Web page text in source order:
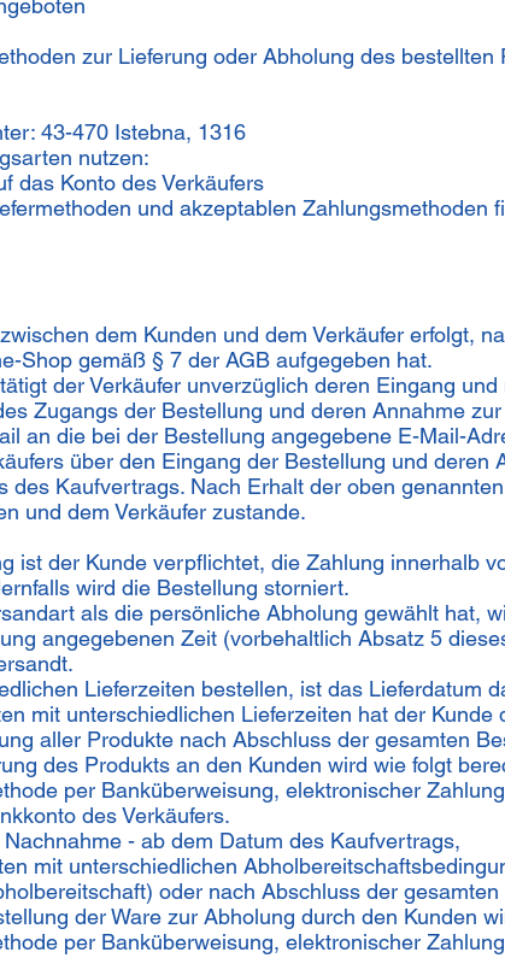
zur Lieferung oder Abholung des bestellten
43-470 Istebna, 1316
nutzen:
das Konto des Verkäufers
und akzeptablen Zahlungsmethoden
dem Kunden und dem Verkäufer erfolgt,
Shop gemäß § 7 der AGB aufgegeben hat.
der Verkäufer unverzüglich deren Eingang
Zugangs der Bestellung und deren Annahme
an die bei der Bestellung angegebene E-Mail-
über den Eingang der Bestellung und deren
des Kaufvertrags. Nach Erhalt der oben
und dem Verkäufer zustande.
ist der Kunde verpflichtet, die Zahlung innerhalb
wird die Bestellung storniert.
als die persönliche Abholung gewählt hat,
angegebenen Zeit (vorbehaltlich Absatz 5
Lieferzeiten bestellen, ist das Lieferdatum
mit unterschiedlichen Lieferzeiten hat der
aller Produkte nach Abschluss der gesamten
des Produkts an den Kunden wird wie folgt
per Banküberweisung, elektronischer
des Verkäufers.
- ab dem Datum des Kaufvertrags,
mit unterschiedlichen
oder nach Abschluss der
der Ware zur Abholung durch den Kunden
per Banküberweisung, elektronischer